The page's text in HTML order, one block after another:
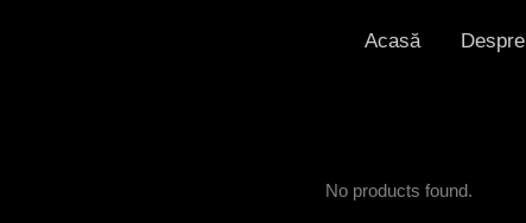
Acasă Despre
No products found.